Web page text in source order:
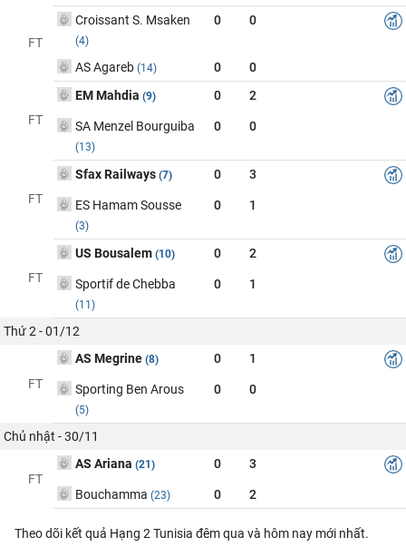
FT
Croissant S. Msaken
(4)
0 0
AS Agareb (14) 0 0
FT
EM Mahdia (9) 0 2
SA Menzel Bourguiba
(13)
0 0
FT
Sfax Railways (7) 0 3
ES Hamam Sousse
(3)
0 1
FT
US Bousalem (10) 0 2
Sportif de Chebba
(11)
0 1
Thứ 2 - 01/12
FT
AS Megrine (8) 0 1
Sporting Ben Arous
(5)
0 0
Chủ nhật - 30/11
FT
AS Ariana (21) 0 3
Bouchamma (23) 0 2
Theo dõi kết quả Hạng 2 Tunisia đêm qua và hôm nay mới nhất.